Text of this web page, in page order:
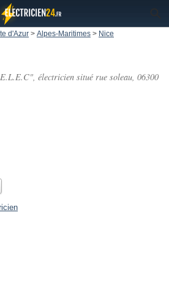
d'Azur > Alpes-Maritimes > Nice
électricien situé rue soleau, 06300